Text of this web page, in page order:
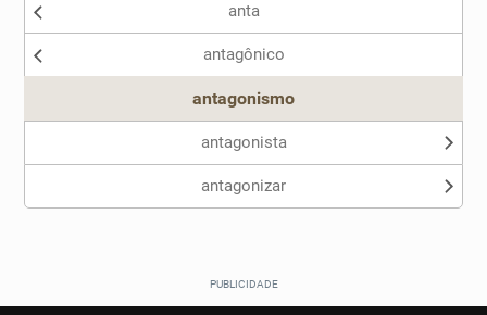
Nenhum dos sinônimos apresentados me ajudou
anta
antagônico
antagonismo
antagonista
antagonizar